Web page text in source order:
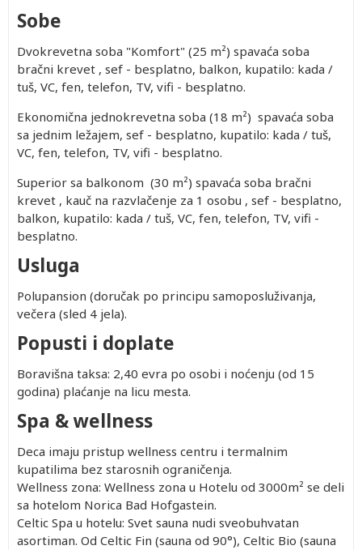
Sobe
Dvokrevetna soba "Komfort" (25 m²) spavaća soba
bračni krevet , sef - besplatno, balkon, kupatilo: kada /
tuš, VC, fen, telefon, TV, vifi - besplatno.
Ekonomična jednokrevetna soba (18 m²) spavaća soba
sa jednim ležajem, sef - besplatno, kupatilo: kada / tuš,
VC, fen, telefon, TV, vifi - besplatno.
Superior sa balkonom (30 m²) spavaća soba bračni
krevet , kauč na razvlačenje za 1 osobu , sef - besplatno,
balkon, kupatilo: kada / tuš, VC, fen, telefon, TV, vifi -
besplatno.
Usluga
Polupansion (doručak po principu samoposluživanja,
večera (sled 4 jela).
Popusti i doplate
Boravišna taksa: 2,40 evra po osobi i noćenju (od 15
godina) plaćanje na licu mesta.
Spa & wellness
Deca imaju pristup wellness centru i termalnim
kupatilima bez starosnih ograničenja.
Wellness zona: Wellness zona u Hotelu od 3000m² se deli
sa hotelom Norica Bad Hofgastein.
Celtic Spa u hotelu: Svet sauna nudi sveobuhvatan
asortiman. Od Celtic Fin (sauna od 90°), Celtic Bio (sauna